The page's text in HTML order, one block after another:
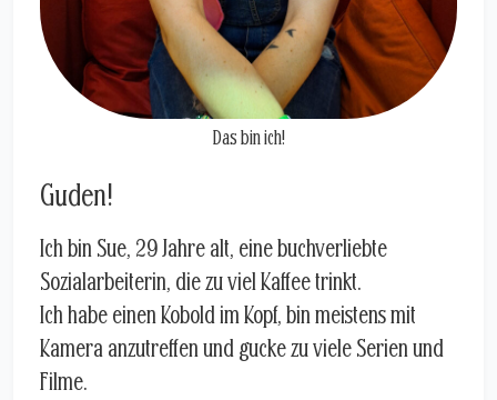
Das bin ich!
Guden!
Ich bin Sue, 29 Jahre alt, eine buchverliebte
Sozialarbeiterin, die zu viel Kaffee trinkt.
Ich habe einen Kobold im Kopf, bin meistens mit
Kamera anzutreffen und gucke zu viele Serien und
Filme.